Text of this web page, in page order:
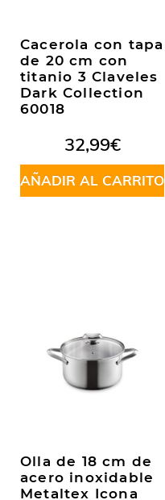
Cacerola con tapa
de 20 cm con
titanio 3 Claveles
Dark Collection
60018
32,99€
AÑADIR AL CARRITO
Olla de 18 cm de
acero inoxidable
Metaltex Icona